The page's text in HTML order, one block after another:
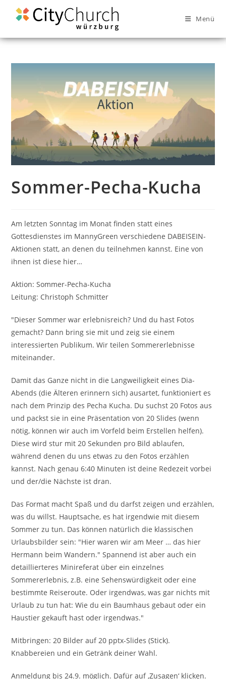
Menü
Sommer-Pecha-Kucha
Am letzten Sonntag im Monat finden statt eines
Gottesdienstes im MannyGreen verschiedene DABEISEIN-
Aktionen statt, an denen du teilnehmen kannst. Eine von
ihnen ist diese hier…
Aktion: Sommer-Pecha-Kucha
Leitung: Christoph Schmitter
"Dieser Sommer war erlebnisreich? Und du hast Fotos
gemacht? Dann bring sie mit und zeig sie einem
interessierten Publikum. Wir teilen Sommererlebnisse
miteinander.
Damit das Ganze nicht in die Langweiligkeit eines Dia-
Abends (die Älteren erinnern sich) ausartet, funktioniert es
nach dem Prinzip des Pecha Kucha. Du suchst 20 Fotos aus
und packst sie in eine Präsentation von 20 Slides (wenn
nötig, können wir auch im Vorfeld beim Erstellen helfen).
Diese wird stur mit 20 Sekunden pro Bild ablaufen,
während denen du uns etwas zu den Fotos erzählen
kannst. Nach genau 6:40 Minuten ist deine Redezeit vorbei
und der/die Nächste ist dran.
Das Format macht Spaß und du darfst zeigen und erzählen,
was du willst. Hauptsache, es hat irgendwie mit diesem
Sommer zu tun. Das können natürlich die klassischen
Urlaubsbilder sein: "Hier waren wir am Meer … das hier
Hermann beim Wandern." Spannend ist aber auch ein
detaillierteres Minireferat über ein einzelnes
Sommererlebnis, z.B. eine Sehenswürdigkeit oder eine
bestimmte Reiseroute. Oder irgendwas, was gar nichts mit
Urlaub zu tun hat: Wie du ein Baumhaus gebaut oder ein
Haustier gekauft hast oder irgendwas."
Mitbringen: 20 Bilder auf 20 pptx-Slides (Stick).
Knabbereien und ein Getränk deiner Wahl.
Anmeldung bis 24.9. möglich. Dafür auf ‚Zusagen‘ klicken.